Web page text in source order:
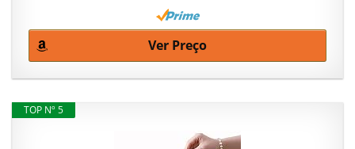
Ver Preço
TOP Nº 5